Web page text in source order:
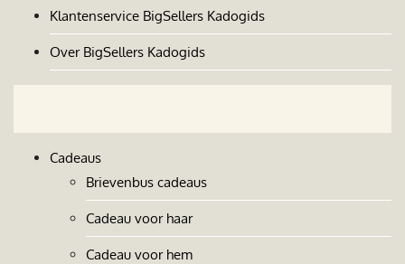
Klantenservice BigSellers Kadogids
Over BigSellers Kadogids
Cadeaus
Brievenbus cadeaus
Cadeau voor haar
Cadeau voor hem